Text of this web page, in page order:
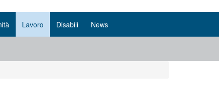
Lavoro Disabili News